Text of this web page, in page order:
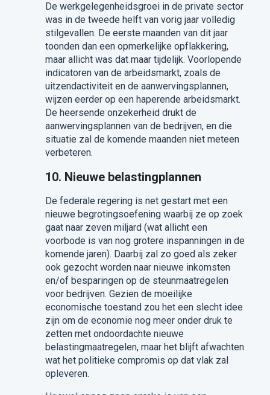
De werkgelegenheidsgroei in de private sector
was in de tweede helft van vorig jaar volledig
stilgevallen. De eerste maanden van dit jaar
toonden dan een opmerkelijke opflakkering,
maar allicht was dat maar tijdelijk. Voorlopende
indicatoren van de arbeidsmarkt, zoals de
uitzendactiviteit en de aanwervingsplannen,
wijzen eerder op een haperende arbeidsmarkt.
De heersende onzekerheid drukt de
aanwervingsplannen van de bedrijven, en die
situatie zal de komende maanden niet meteen
verbeteren.
10. Nieuwe belastingplannen
De federale regering is net gestart met een
nieuwe begrotingsoefening waarbij ze op zoek
gaat naar zeven miljard (wat allicht een
voorbode is van nog grotere inspanningen in de
komende jaren). Daarbij zal zo goed als zeker
ook gezocht worden naar nieuwe inkomsten
en/of besparingen op de steunmaatregelen
voor bedrijven. Gezien de moeilijke
economische toestand zou het een slecht idee
zijn om de economie nog meer onder druk te
zetten met ondoordachte nieuwe
belastingmaatregelen, maar het blijft afwachten
wat het politieke compromis op dat vlak zal
opleveren.